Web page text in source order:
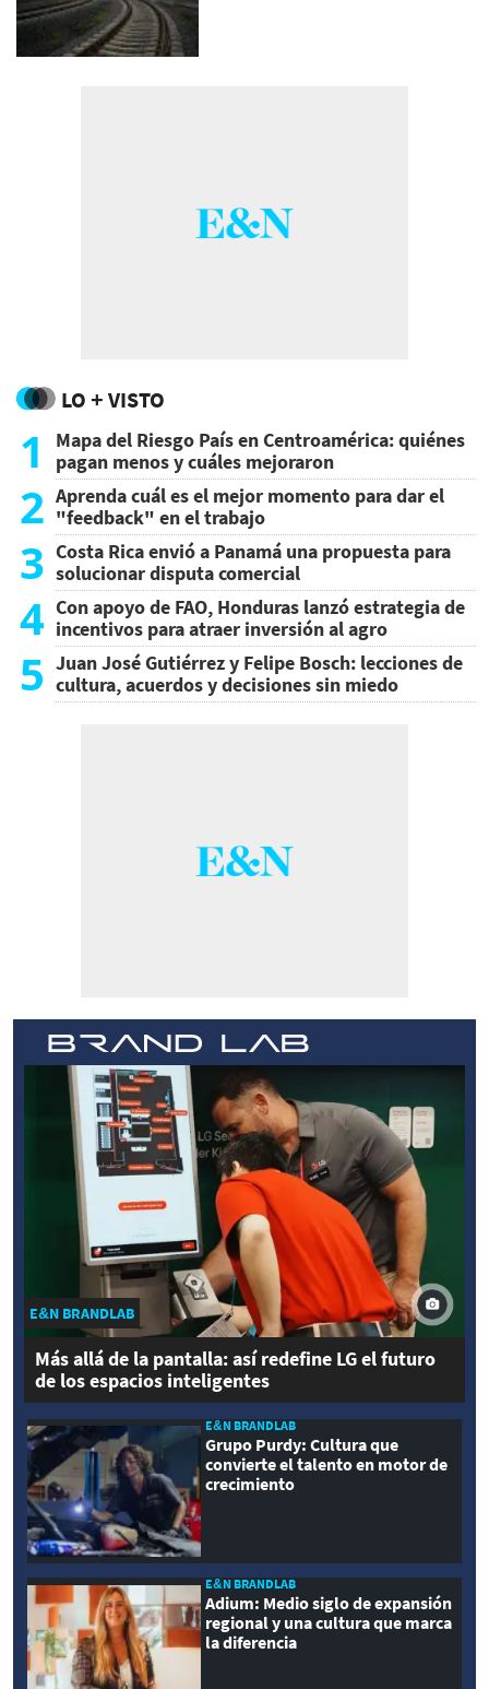
LO + VISTO
1
Mapa del Riesgo País en Centroamérica: quiénes
pagan menos y cuáles mejoraron
2 Aprenda cuál es el mejor momento para dar el
"feedback" en el trabajo
3 Costa Rica envió a Panamá una propuesta para
solucionar disputa comercial
4 Con apoyo de FAO, Honduras lanzó estrategia de
incentivos para atraer inversión al agro
5 Juan José Gutiérrez y Felipe Bosch: lecciones de
cultura, acuerdos y decisiones sin miedo
E&N BRANDLAB
Más allá de la pantalla: así redefine LG el futuro
de los espacios inteligentes
E&N BRANDLAB
Grupo Purdy: Cultura que
convierte el talento en motor de
crecimiento
E&N BRANDLAB
Adium: Medio siglo de expansión
regional y una cultura que marca
la diferencia